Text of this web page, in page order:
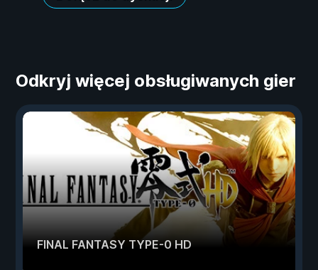
Odkryj więcej obsługiwanych gier
FINAL FANTASY TYPE-0 HD